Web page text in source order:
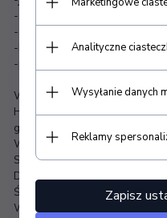
-światła przednie,
-dźwięk odpalania auta,
-klakson w kierownicy,
-pasy bezpieczeństwa.
Wymiary
Hydrauliczna regulacja
górnej części obudowy autka)
Wysokość obudowy autka:
Szerokość obudowy autka:
Długość obudowy autka:
Średnica podstawy: 60cm,
Waga: 16kg
Analityczne
Wysyłanie danych
Reklamy
Zapisz